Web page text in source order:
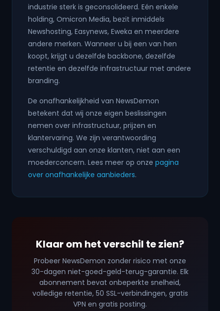
industrie sterk is geconsolideerd. Eén enkele
holding, Omicron Media, bezit inmiddels
Newshosting, Easynews, Eweka en meerdere
andere merken. Wanneer u bij een van hen
koopt, krijgt u dezelfde backbone, dezelfde
retentie en dezelfde infrastructuur met andere
branding.
De onafhankelijkheid van NewsDemon
betekent dat wij onze eigen beslissingen
nemen over infrastructuur, prijzen en
klantervaring. We zijn verantwoording
verschuldigd aan onze klanten, niet aan een
moederconcern. Lees meer op onze pagina
over onafhankelijke aanbieders.
Klaar om het verschil te zien?
Probeer NewsDemon zonder risico met onze
30-dagen niet-goed-geld-terug-garantie. Elk
abonnement bevat onbeperkte snelheid,
volledige retentie, 50 SSL-verbindingen, gratis
VPN en gratis posting.